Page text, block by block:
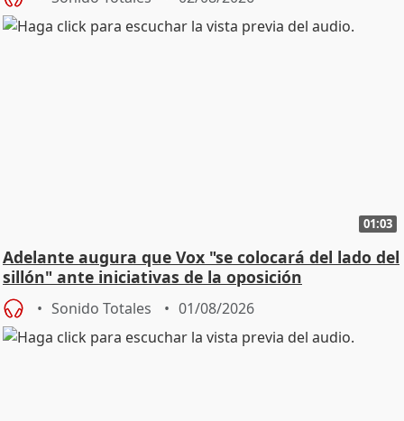
01:03
Adelante augura que Vox "se colocará del lado del
sillón" ante iniciativas de la oposición
Sonido Totales 01/08/2026